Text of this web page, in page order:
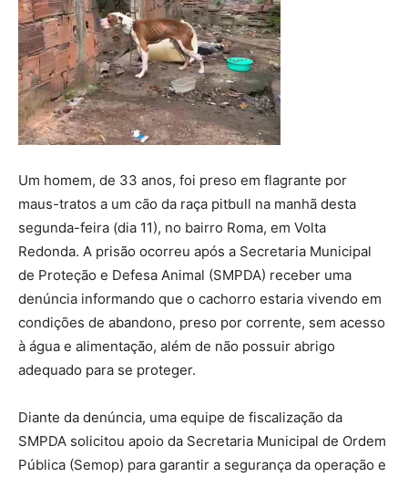
Um homem, de 33 anos, foi preso em flagrante por
maus-tratos a um cão da raça pitbull na manhã desta
segunda-feira (dia 11), no bairro Roma, em Volta
Redonda. A prisão ocorreu após a Secretaria Municipal
de Proteção e Defesa Animal (SMPDA) receber uma
denúncia informando que o cachorro estaria vivendo em
condições de abandono, preso por corrente, sem acesso
à água e alimentação, além de não possuir abrigo
adequado para se proteger.
Diante da denúncia, uma equipe de fiscalização da
SMPDA solicitou apoio da Secretaria Municipal de Ordem
Pública (Semop) para garantir a segurança da operação e